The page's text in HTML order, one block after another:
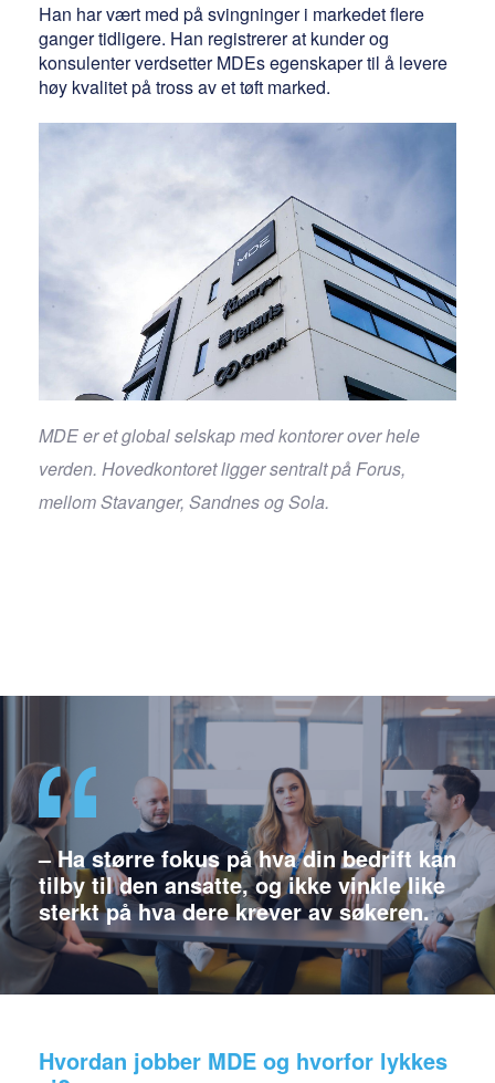
Han har vært med på svingninger i markedet flere
ganger tidligere. Han registrerer at kunder og
konsulenter verdsetter MDEs egenskaper til å levere
høy kvalitet på tross av et tøft marked.
MDE er et global selskap med kontorer over hele
verden. Hovedkontoret ligger sentralt på Forus,
mellom Stavanger, Sandnes og Sola.
– Ha større fokus på hva din bedrift kan
tilby til den ansatte, og ikke vinkle like
sterkt på hva dere krever av søkeren.
Hvordan jobber MDE og hvorfor lykkes